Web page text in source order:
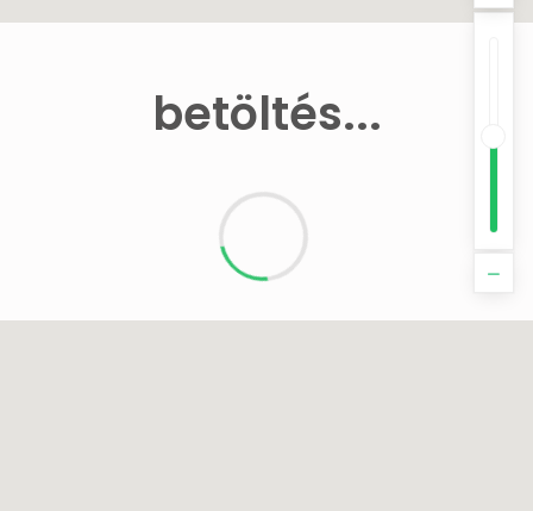
betöltés...